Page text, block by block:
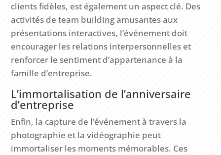
clients fidèles, est également un aspect clé. Des
activités de team building amusantes aux
présentations interactives, l’événement doit
encourager les relations interpersonnelles et
renforcer le sentiment d’appartenance à la
famille d’entreprise.
L’immortalisation de l’anniversaire
d’entreprise
Enfin, la capture de l’événement à travers la
photographie et la vidéographie peut
immortaliser les moments mémorables. Ces